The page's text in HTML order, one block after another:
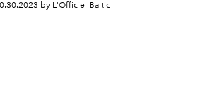
by L'Officiel Baltic